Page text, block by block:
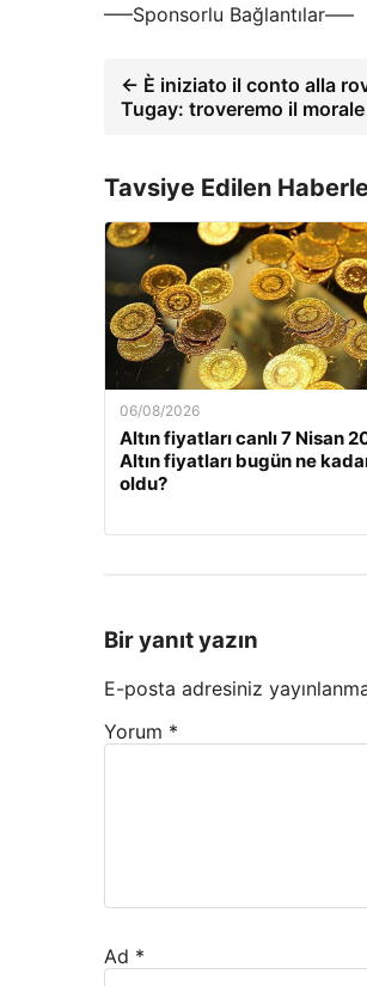
—–Sponsorlu Bağlantılar—–
← È iniziato il conto alla
Tugay: troveremo il
Tavsiye Edilen
06/08/2026
Altın fiyatları canlı 7 Nisan
Altın fiyatları bugün ne
oldu?
Bir yanıt yazın
E-posta adresiniz
Yorum *
Ad *